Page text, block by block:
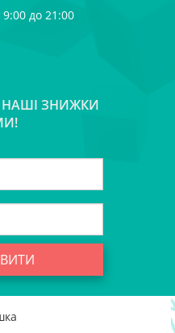
9:00 до 21:00
НАШІ ЗНИЖКИ